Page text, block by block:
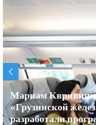
Еще одна партия
​​из России в